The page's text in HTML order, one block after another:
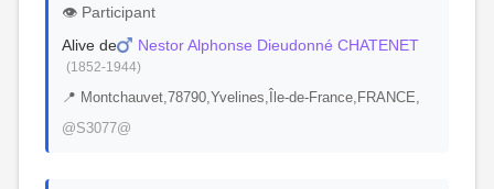
👁️ Participant
Alive de
Nestor Alphonse Dieudonné CHATENET
(1852-1944)
📍 Montchauvet,78790,Yvelines,Île-de-France,FRANCE,
@S3077@